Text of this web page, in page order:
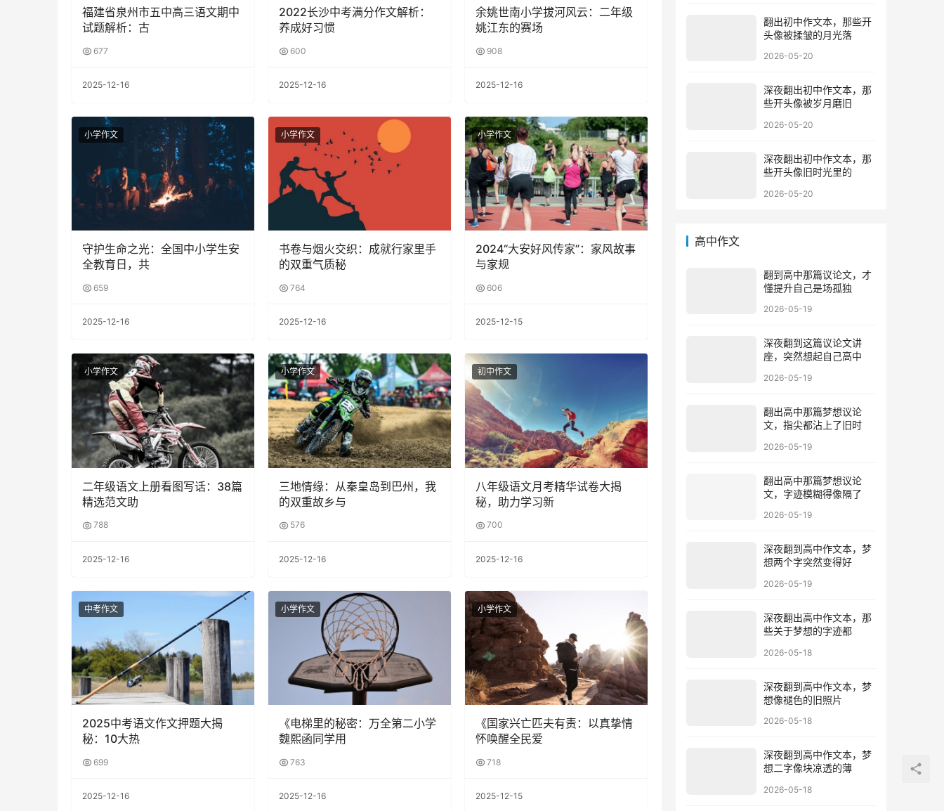
福建省泉州市五中高三语文期中
试题解析：古
677
2025-12-16
2022长沙中考满分作文解析：
养成好习惯
600
2025-12-16
余姚世南小学拔河风云：二年级
姚江东的赛场
908
2025-12-16
小学作文
守护生命之光：全国中小学生安
全教育日，共
659
2025-12-16
小学作文
书卷与烟火交织：成就行家里手
的双重气质秘
764
2025-12-16
小学作文
2024“大安好风传家”：家风故事
与家规
606
2025-12-15
小学作文
二年级语文上册看图写话：38篇
精选范文助
788
2025-12-16
小学作文
三地情缘：从秦皇岛到巴州，我
的双重故乡与
576
2025-12-16
初中作文
八年级语文月考精华试卷大揭
秘，助力学习新
700
2025-12-16
中考作文
2025中考语文作文押题大揭
秘：10大热
699
2025-12-16
小学作文
《电梯里的秘密：万全第二小学
魏熙函同学用
763
2025-12-16
小学作文
《国家兴亡匹夫有责：以真挚情
怀唤醒全民爱
718
2025-12-15
翻出初中作文本，那些开
头像被揉皱的月光落
2026-05-20
深夜翻出初中作文本，那
些开头像被岁月磨旧
2026-05-20
深夜翻出初中作文本，那
些开头像旧时光里的
2026-05-20
高中作文
翻到高中那篇议论文，才
懂提升自己是场孤独
2026-05-19
深夜翻到这篇议论文讲
座，突然想起自己高中
2026-05-19
翻出高中那篇梦想议论
文，指尖都沾上了旧时
2026-05-19
翻出高中那篇梦想议论
文，字迹模糊得像隔了
2026-05-19
深夜翻到高中作文本，梦
想两个字突然变得好
2026-05-19
深夜翻出高中作文本，那
些关于梦想的字迹都
2026-05-18
深夜翻到高中作文本，梦
想像褪色的旧照片
2026-05-18
深夜翻到高中作文本，梦
想二字像块凉透的薄
2026-05-18